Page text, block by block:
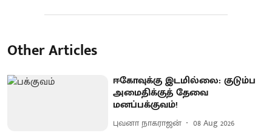
Other Articles
ஈகோவுக்கு இடமில்லை: குடும்ப
அமைதிக்குத் தேவை
மனப்பக்குவம்!
புவனா நாகராஜன் 08 Aug 2026